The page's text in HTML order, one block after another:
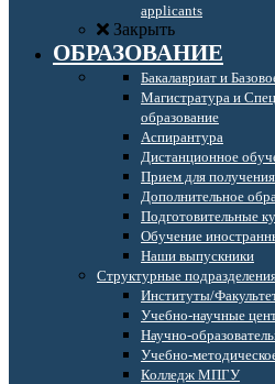
applicants
Закрыть
ОБРАЗОВАНИЕ
Бакалавриат и
Магистратура и
образование
Аспирантура
Дистанционное
Прием для
Дополнительное
Подготовительные
Обучение
Наши выпускники
Структурные
Институты/
Учебно-научные
Научно-
Учебно-
Колледж МПГУ